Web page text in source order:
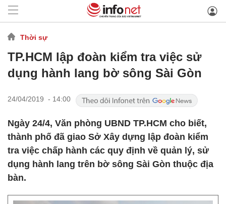
Thời sự
TP.HCM lập đoàn kiểm tra việc sử
dụng hành lang bờ sông Sài Gòn
24/04/2019 - 14:00
Ngày 24/4, Văn phòng UBND TP.HCM cho biết,
thành phố đã giao Sở Xây dựng lập đoàn kiểm
tra việc chấp hành các quy định về quản lý, sử
dụng hành lang trên bờ sông Sài Gòn thuộc địa
bàn.